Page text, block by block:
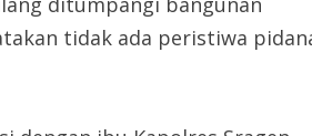
tidak ada peristiwa